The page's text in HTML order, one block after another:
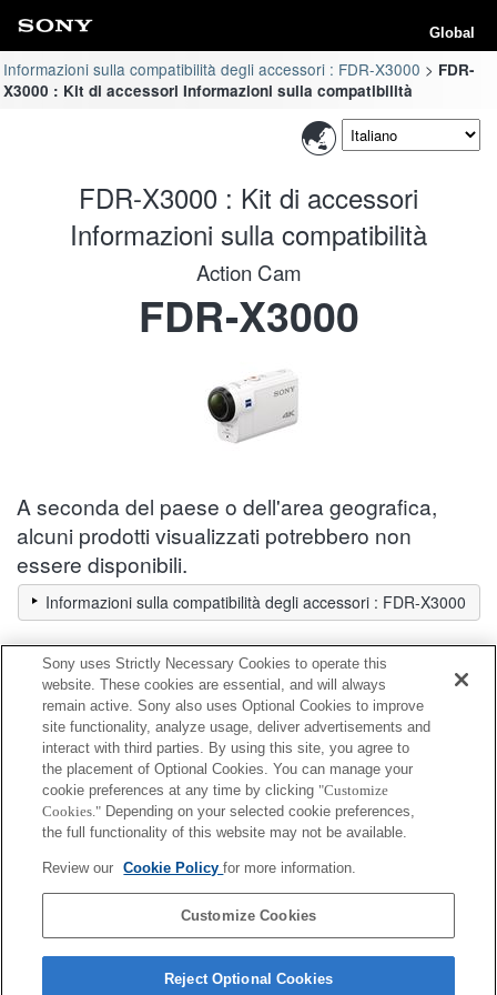
Global
Informazioni sulla compatibilità degli accessori : FDR-X3000
FDR-
X3000 : Kit di accessori Informazioni sulla compatibilità
FDR-X3000 : Kit di accessori
Informazioni sulla compatibilità
Action Cam
FDR-X3000
A seconda del paese o dell'area geografica,
alcuni prodotti visualizzati potrebbero non
essere disponibili.
Informazioni sulla compatibilità degli accessori : FDR-X3000
Kit di accessori
Completamente compatibile
Compatibile, ma con restrizioni
ACC-TRBX
ACC-TRDCX
Sony uses Strictly Necessary Cookies to operate this
website. These cookies are essential, and will always
remain active. Sony also uses Optional Cookies to improve
site functionality, analyze usage, deliver advertisements and
interact with third parties. By using this site, you agree to
the placement of Optional Cookies. You can manage your
cookie preferences at any time by clicking "Customize
Cookies." Depending on your selected cookie preferences,
the full functionality of this website may not be available.
Review our Cookie Policyfor more information.
Customize Cookies
Reject Optional Cookies